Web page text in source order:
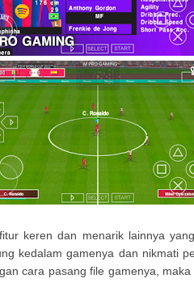
keren dan menarik lainnya
kedalam gamenya dan nikmati
cara pasang file gamenya,